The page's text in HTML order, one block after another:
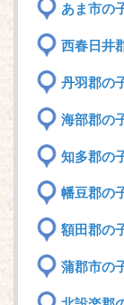
あま市の
西春日井
丹羽郡の
海部郡の
知多郡の
幡豆郡の
額田郡の
蒲郡市の